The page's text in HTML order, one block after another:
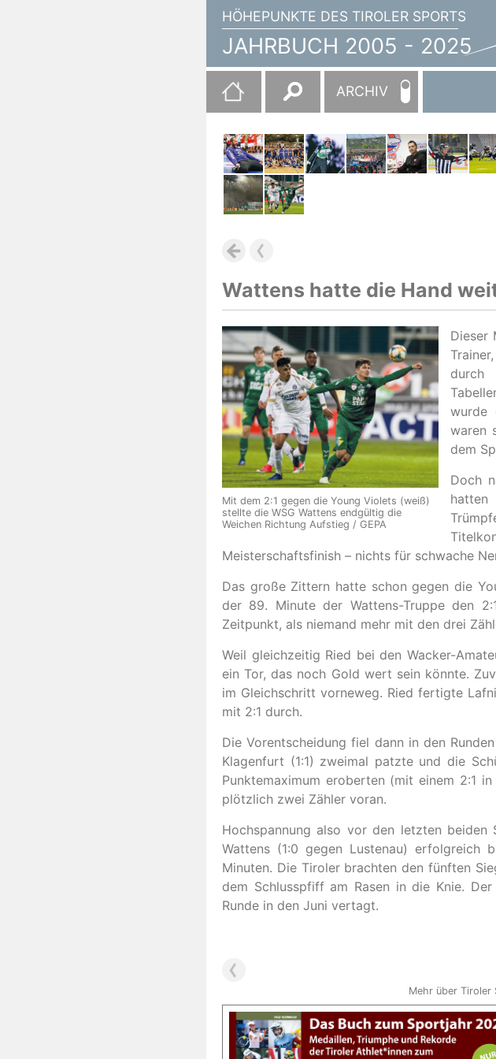
HÖHEPUNKTE DES TIROLER SPORTS
JAHRBUCH 2005 - 2025
Suchen
nach:
ARCHIV
Wattens hatte die Hand
Mit dem 2:1 gegen die Young Violets (weiß)
stellte die WSG Wattens endgültig die
Weichen Richtung Aufstieg / GEPA
Dieser
durch
wurde
waren
dem
Doch
Meisterschaftsfinish – nichts für schwache
Das große Zittern hatte schon gegen die
der 89. Minute der Wattens-Truppe den
Zeitpunkt, als niemand mehr mit den drei
Weil gleichzeitig Ried bei den Wacker-
ein Tor, das noch Gold wert sein könnte.
im Gleichschritt vorneweg. Ried fertigte
mit 2:1 durch.
Die Vorentscheidung fiel dann in den
Klagenfurt (1:1) zweimal patzte und die
Punktemaximum eroberten (mit einem 2:1
plötzlich zwei Zähler voran.
Hochspannung also vor den letzten
Wattens (1:0 gegen Lustenau) erfolgreich
Minuten. Die Tiroler brachten den fünften
dem Schlusspfiff am Rasen in die Knie.
Runde in den Juni vertagt.
Mehr über Tiroler